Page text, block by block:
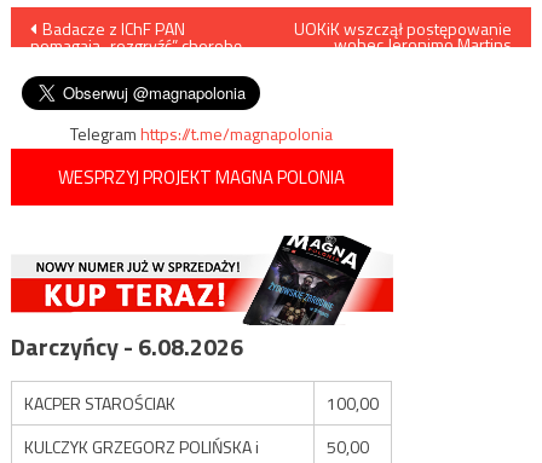
Nawigacja
wpisu
Badacze z IChF PAN
pomagają „rozgryźć” chorobę
UOKiK wszczął postępowanie
wobec Jeronimo Martins
Telegramhttps://t.me/magnapolonia
WESPRZYJ PROJEKT MAGNA POLONIA
Darczyńcy - 6.08.2026
KACPER STAROŚCIAK
100,00
KULCZYK GRZEGORZ POLIŃSKA i
50,00